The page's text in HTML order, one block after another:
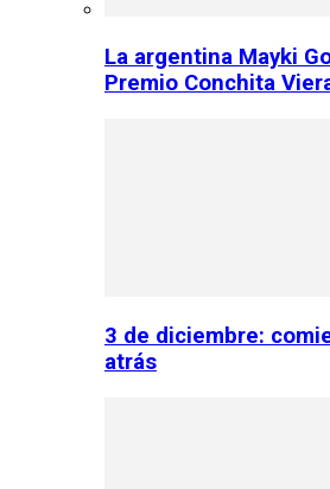
La argentina Mayki
Premio Conchita
3 de diciembre:
atrás